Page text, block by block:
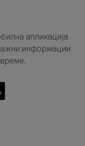
апликација
информации